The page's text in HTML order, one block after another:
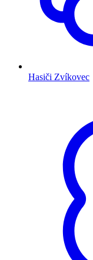
Hasiči Zvíkovec